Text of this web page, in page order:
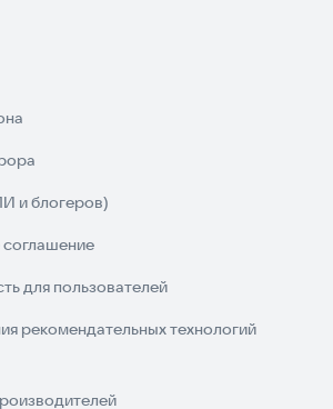
и блогеров)
соглашение
для пользователей
рекомендательных технологий